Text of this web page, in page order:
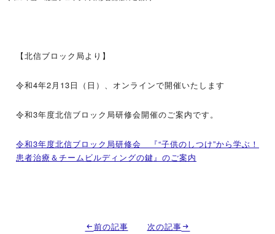
【北信ブロック局より】
令和4年2月13日（日）、オンラインで開催いたします
令和3年度北信ブロック局研修会開催のご案内です。
令和3年度北信ブロック局研修会 『“子供のしつけ”から学ぶ！
患者治療＆チームビルディングの鍵』のご案内
前の記事 次の記事